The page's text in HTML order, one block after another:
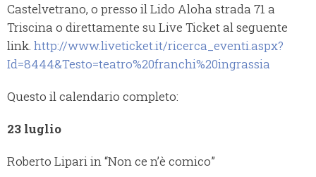
Castelvetrano, o presso il Lido Aloha strada 71 a
Triscina o direttamente su Live Ticket al seguente
link. http://www.liveticket.it/ricerca_eventi.aspx?
Id=8444&Testo=teatro%20franchi%20ingrassia
Questo il calendario completo:
23 luglio
Roberto Lipari in “Non ce n’è comico”